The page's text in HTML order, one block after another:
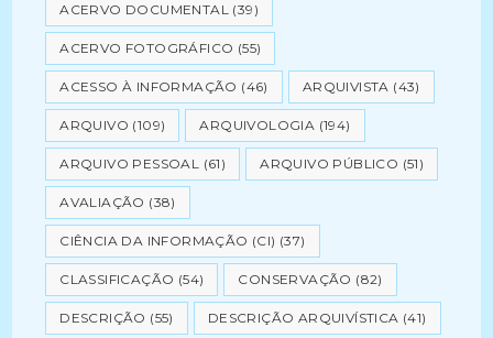
ACERVO DOCUMENTAL (39)
ACERVO FOTOGRÁFICO (55)
ACESSO À INFORMAÇÃO (46) ARQUIVISTA (43)
ARQUIVO (109) ARQUIVOLOGIA (194)
ARQUIVO PESSOAL (61) ARQUIVO PÚBLICO (51)
AVALIAÇÃO (38)
CIÊNCIA DA INFORMAÇÃO (CI) (37)
CLASSIFICAÇÃO (54) CONSERVAÇÃO (82)
DESCRIÇÃO (55) DESCRIÇÃO ARQUIVÍSTICA (41)